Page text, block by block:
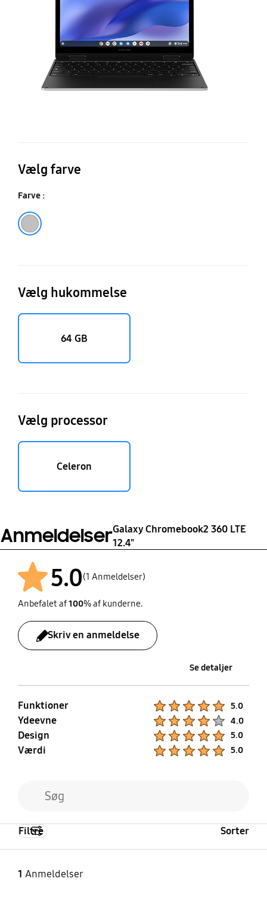
Vælg farve
Farve :
Vælg hukommelse
64 GB
Vælg processor
Celeron
AnmeldelserGalaxy Chromebook2 360 LTE
12.4"
5.0(1 Anmeldelser)
Anbefalet af100% af kunderne.
Skriv en anmeldelse
Se detaljer
Funktioner 5.0
Ydeevne 4.0
Design 5.0
Værdi 5.0
1 Anmeldelser
Filtre Sorter